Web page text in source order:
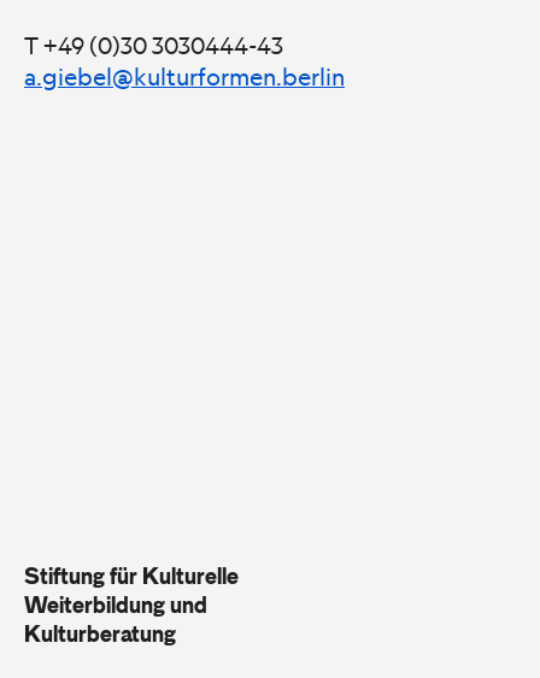
T +49 (0)30 3030444-43
a.giebel@kulturformen.berlin
Stiftung für Kulturelle
Weiterbildung und
Kulturberatung